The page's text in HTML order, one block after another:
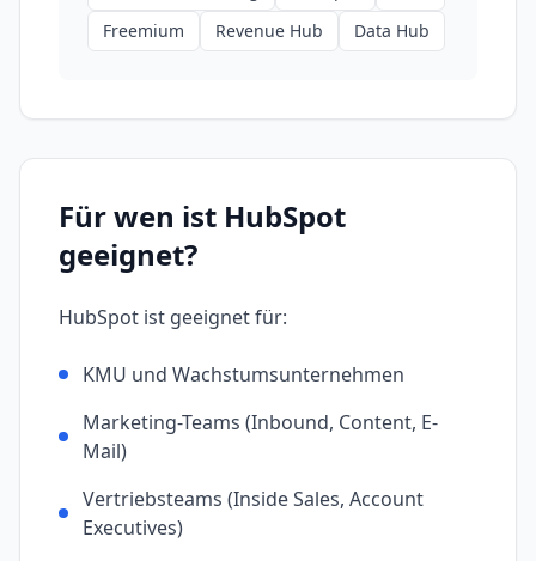
Freemium
Revenue Hub Data Hub
Für wen ist HubSpot
geeignet?
HubSpot ist geeignet für:
KMU und Wachstumsunternehmen
Marketing-Teams (Inbound, Content, E-
Mail)
Vertriebsteams (Inside Sales, Account
Executives)